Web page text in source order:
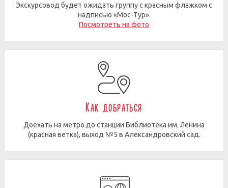
Экскурсовод будет ожидать группу с красным флажком с
надписью «Мос-Тур».
Посмотреть на фото
Как добраться
Доехать на метро до станции Библиотека им. Ленина
(красная ветка), выход №5 в Александровский сад.